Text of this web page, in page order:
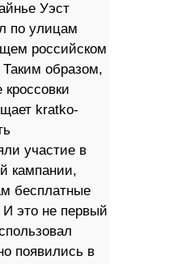
Уэст
по улицам
российском
образом,
kratko-
участие в
кампании,
бесплатные
это не первый
появились в